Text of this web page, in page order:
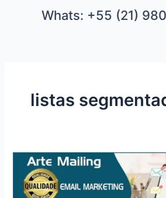
Whats: +55 (21)
listas